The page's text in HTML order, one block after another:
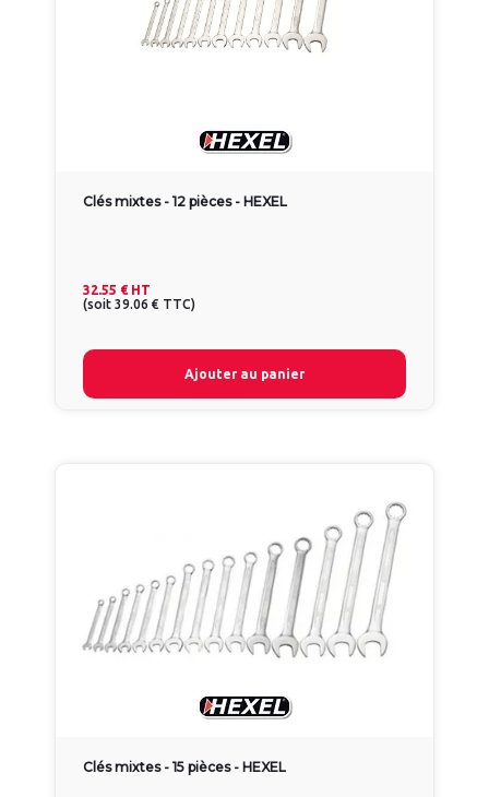
Clés mixtes - 12 pièces - HEXEL
32.55 € HT
(soit 39.06 € TTC)
Ajouter au panier
Clés mixtes - 15 pièces - HEXEL